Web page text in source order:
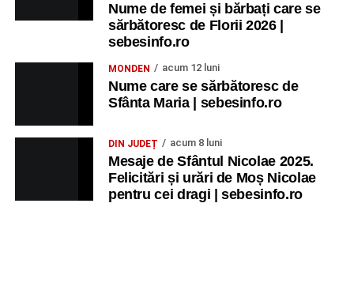
Nume de femei și bărbați care se
sărbătoresc de Florii 2026 |
sebesinfo.ro
MONDEN acum 12 luni
Nume care se sărbătoresc de
Sfânta Maria | sebesinfo.ro
DIN JUDEȚ acum 8 luni
Mesaje de Sfântul Nicolae 2025.
Felicitări și urări de Moș Nicolae
pentru cei dragi | sebesinfo.ro